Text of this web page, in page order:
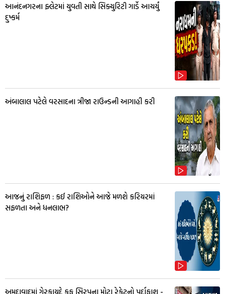
આનંદનગરના ફ્લેટમાં યુવતી સાથે સિક્યુરિટી ગાર્ડે આચર્યું
દુષ્કર્મ
અંબાલાલ પટેલે વરસાદના ત્રીજા રાઉન્ડની આગાહી કરી
આજનું રાશિફળ : કઈ રાશિઓને આજે મળશે કરિયરમાં
સફળતા અને ધનલાભ?